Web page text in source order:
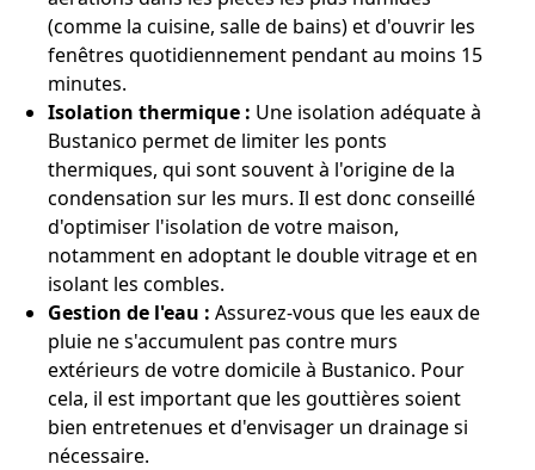
(comme la cuisine, salle de bains) et d'ouvrir les
fenêtres quotidiennement pendant au moins 15
minutes.
Isolation thermique : Une isolation adéquate à
Bustanico permet de limiter les ponts
thermiques, qui sont souvent à l'origine de la
condensation sur les murs. Il est donc conseillé
d'optimiser l'isolation de votre maison,
notamment en adoptant le double vitrage et en
isolant les combles.
Gestion de l'eau : Assurez-vous que les eaux de
pluie ne s'accumulent pas contre murs
extérieurs de votre domicile à Bustanico. Pour
cela, il est important que les gouttières soient
bien entretenues et d'envisager un drainage si
nécessaire.